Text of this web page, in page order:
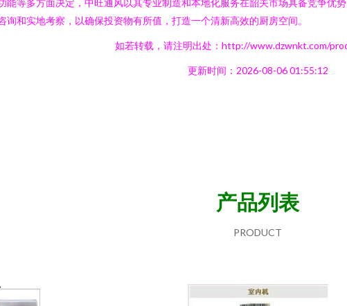
能等多方面决定，中旺通风以其专业制造和本地化服务在韶关市场具备竞争优
和实地考察，以确保投资物有所值，打造一个清新高效的厨房空间。
如若转载，请注明出处：http://www.dzwnkt.com/
更新时间：2026-08-06 01:55:12
产品列表
PRODUCT